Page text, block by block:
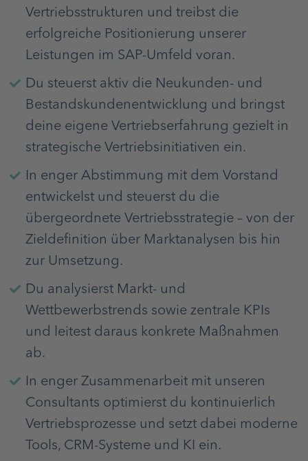
Vertriebsstrukturen und treibst die
erfolgreiche Positionierung unserer
Leistungen im SAP-Umfeld voran.
Du steuerst aktiv die Neukunden- und
Bestandskundenentwicklung und bringst
deine eigene Vertriebserfahrung gezielt in
strategische Vertriebsinitiativen ein.
In enger Abstimmung mit dem Vorstand
entwickelst und steuerst du die
übergeordnete Vertriebsstrategie – von der
Zieldefinition über Marktanalysen bis hin
zur Umsetzung.
Du analysierst Markt- und
Wettbewerbstrends sowie zentrale KPIs
und leitest daraus konkrete Maßnahmen
ab.
In enger Zusammenarbeit mit unseren
Consultants optimierst du kontinuierlich
Vertriebsprozesse und setzt dabei moderne
Tools, CRM-Systeme und KI ein.